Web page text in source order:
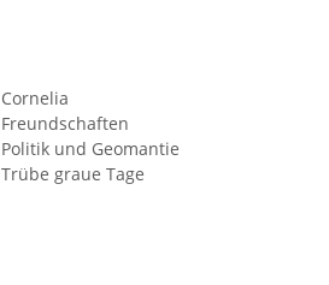
Kategorien
Cornelia
Schlagwörter
Freundschaften
Politik und Geomantie
Trübe graue Tage